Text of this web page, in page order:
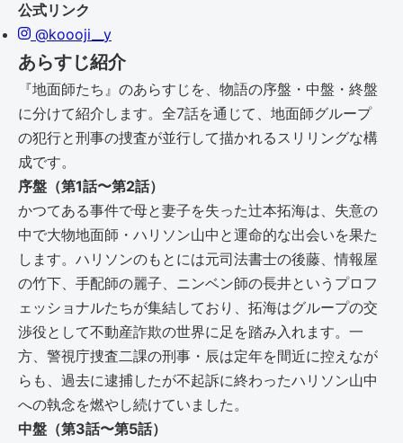
公式リンク
@koooji__y
あらすじ紹介
『地面師たち』のあらすじを、物語の序盤・中盤・終盤
に分けて紹介します。全7話を通じて、地面師グループ
の犯行と刑事の捜査が並行して描かれるスリリングな構
成です。
序盤（第1話〜第2話）
かつてある事件で母と妻子を失った辻本拓海は、失意の
中で大物地面師・ハリソン山中と運命的な出会いを果た
します。ハリソンのもとには元司法書士の後藤、情報屋
の竹下、手配師の麗子、ニンベン師の長井というプロフ
ェッショナルたちが集結しており、拓海はグループの交
渉役として不動産詐欺の世界に足を踏み入れます。一
方、警視庁捜査二課の刑事・辰は定年を間近に控えなが
らも、過去に逮捕したが不起訴に終わったハリソン山中
への執念を燃やし続けていました。
中盤（第3話〜第5話）